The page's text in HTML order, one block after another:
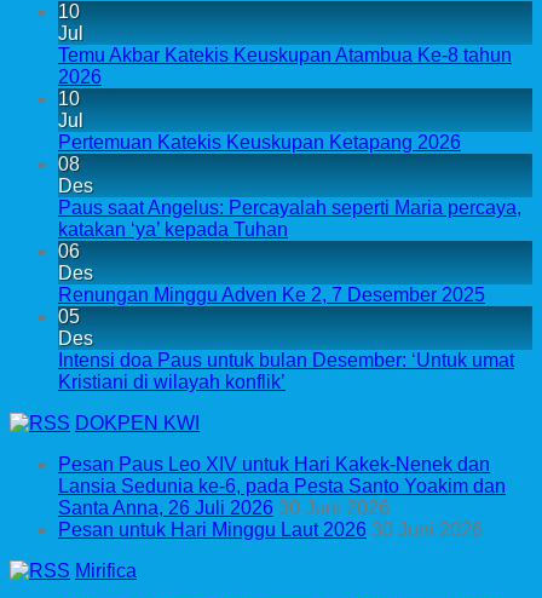
10
Jul
Temu Akbar Katekis Keuskupan Atambua Ke-8 tahun
2026
10
Jul
Pertemuan Katekis Keuskupan Ketapang 2026
08
Des
Paus saat Angelus: Percayalah seperti Maria percaya,
katakan ‘ya’ kepada Tuhan
06
Des
Renungan Minggu Adven Ke 2, 7 Desember 2025
05
Des
Intensi doa Paus untuk bulan Desember: ‘Untuk umat
Kristiani di wilayah konflik’
DOKPEN KWI
Pesan Paus Leo XIV untuk Hari Kakek-Nenek dan
Lansia Sedunia ke-6, pada Pesta Santo Yoakim dan
Santa Anna, 26 Juli 2026 30 Juni 2026
Pesan untuk Hari Minggu Laut 2026 30 Juni 2026
Mirifica